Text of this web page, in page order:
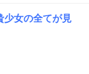
少女の全てが見